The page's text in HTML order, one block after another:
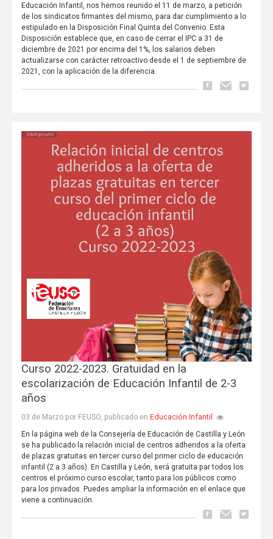
Educación Infantil, nos hemos reunido el 11 de marzo, a petición
de los sindicatos firmantes del mismo, para dar cumplimiento a lo
estipulado en la Disposición Final Quinta del Convenio. Esta
Disposición establece que, en caso de cerrar el IPC a 31 de
diciembre de 2021 por encima del 1%, los salarios deben
actualizarse con carácter retroactivo desde el 1 de septiembre de
2021, con la aplicación de la diferencia.
Curso 2022-2023. Gratuidad en la
escolarización de Educación Infantil de 2-3
años
03 de Marzo por FEUSO, publicado en Educación Infantil
En la página web de la Consejería de Educación de Castilla y León
se ha publicado la relación inicial de centros adheridos a la oferta
de plazas gratuitas en tercer curso del primer ciclo de educación
infantil (2 a 3 años). En Castilla y León, será gratuita par todos los
centros el próximo curso escolar, tanto para los públicos como
para los privados. Puedes ampliar la información en el enlace que
viene a continuación.